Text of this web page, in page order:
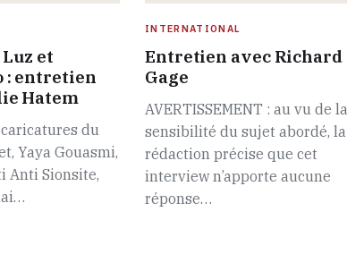
et
: entretien
Hatem
caricatures du
Yaya Gouasmi,
Anti Sionsite,
INTERNATIONAL
Entretien avec Richard
Gage
AVERTISSEMENT : au vu de la
sensibilité du sujet abordé, la
rédaction précise que cet
interview n’apporte aucune
réponse…